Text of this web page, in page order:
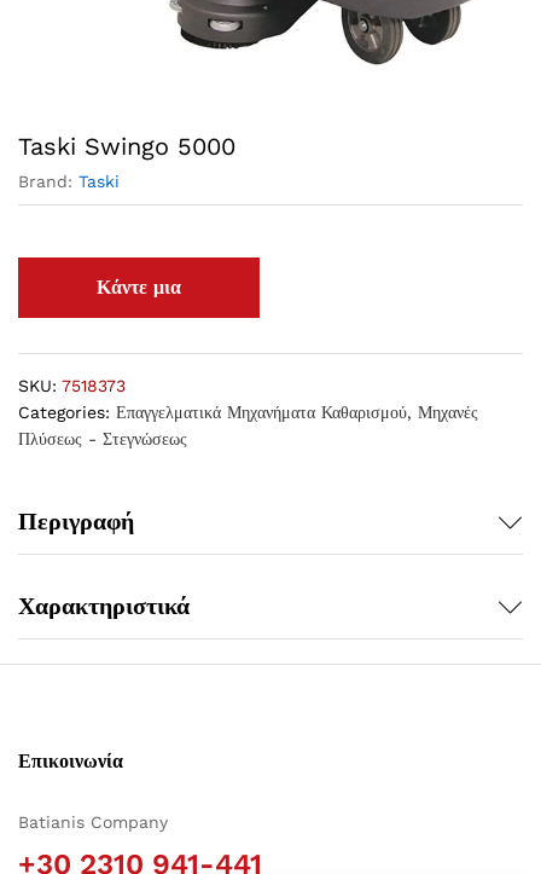
Taski Swingo 5000
Brand: Taski
SKU: 7518373
Categories: Επαγγελματικά Μηχανήματα Καθαρισμού, Μηχανές
Πλύσεως - Στεγνώσεως
Περιγραφή
Χαρακτηριστικά
Επικοινωνία
Batianis Company
+30 2310 941-441